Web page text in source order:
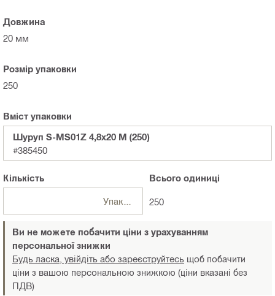
Довжина
20 мм
Розмір упаковки
250
Вміст упаковки
Шуруп S-MS01Z 4,8x20 M (250)
#385450
Кількість
Упаковки
Всьогоодиниці
250
Ви не можете побачити ціни з урахуванням
персональної знижки
Будь ласка, увійдіть або зареєструйтесь щоб побачити
ціни з вашою персональною знижкою (ціни вказані без
ПДВ)